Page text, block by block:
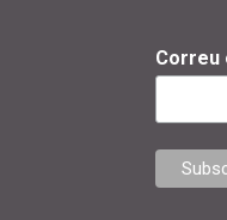
Correu